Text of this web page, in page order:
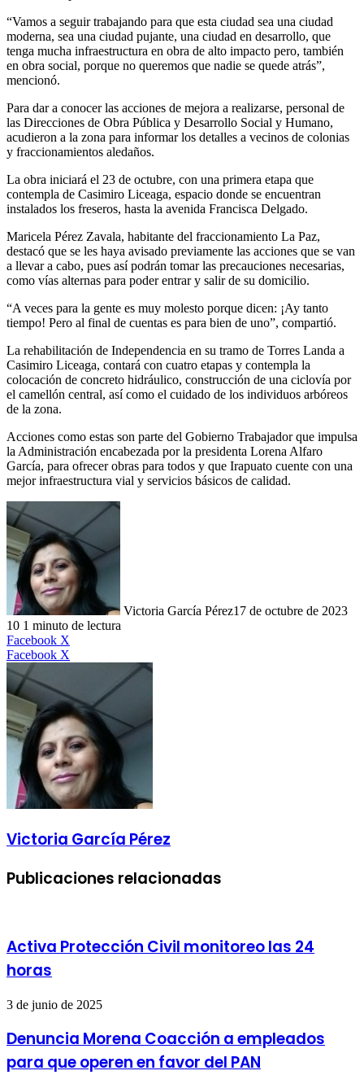
“Vamos a seguir trabajando para que esta ciudad sea una ciudad
moderna, sea una ciudad pujante, una ciudad en desarrollo, que
tenga mucha infraestructura en obra de alto impacto pero, también
en obra social, porque no queremos que nadie se quede atrás”,
mencionó.
Para dar a conocer las acciones de mejora a realizarse, personal de
las Direcciones de Obra Pública y Desarrollo Social y Humano,
acudieron a la zona para informar los detalles a vecinos de colonias
y fraccionamientos aledaños.
La obra iniciará el 23 de octubre, con una primera etapa que
contempla de Casimiro Liceaga, espacio donde se encuentran
instalados los freseros, hasta la avenida Francisca Delgado.
Maricela Pérez Zavala, habitante del fraccionamiento La Paz,
destacó que se les haya avisado previamente las acciones que se van
a llevar a cabo, pues así podrán tomar las precauciones necesarias,
como vías alternas para poder entrar y salir de su domicilio.
“A veces para la gente es muy molesto porque dicen: ¡Ay tanto
tiempo! Pero al final de cuentas es para bien de uno”, compartió.
La rehabilitación de Independencia en su tramo de Torres Landa a
Casimiro Liceaga, contará con cuatro etapas y contempla la
colocación de concreto hidráulico, construcción de una ciclovía por
el camellón central, así como el cuidado de los individuos arbóreos
de la zona.
Acciones como estas son parte del Gobierno Trabajador que impulsa
la Administración encabezada por la presidenta Lorena Alfaro
García, para ofrecer obras para todos y que Irapuato cuente con una
mejor infraestructura vial y servicios básicos de calidad.
Victoria García Pérez17 de octubre de 2023
10 1 minuto de lectura
Facebook X
Facebook X
electrónico
Victoria García Pérez
Publicaciones relacionadas
Activa Protección Civil monitoreo las 24
horas
3 de junio de 2025
Denuncia Morena Coacción a empleados
para que operen en favor del PAN